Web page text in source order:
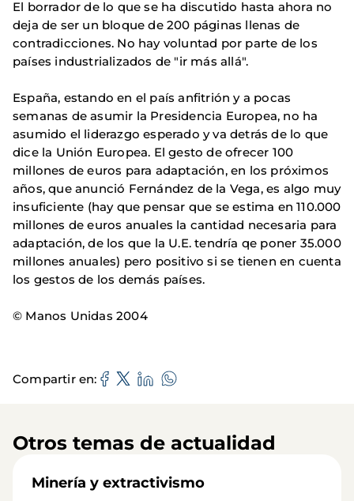
El borrador de lo que se ha discutido hasta ahora no
deja de ser un bloque de 200 páginas llenas de
contradicciones. No hay voluntad por parte de los
países industrializados de "ir más allá".
España, estando en el país anfitrión y a pocas
semanas de asumir la Presidencia Europea, no ha
asumido el liderazgo esperado y va detrás de lo que
dice la Unión Europea. El gesto de ofrecer 100
millones de euros para adaptación, en los próximos
años, que anunció Fernández de la Vega, es algo muy
insuficiente (hay que pensar que se estima en 110.000
millones de euros anuales la cantidad necesaria para
adaptación, de los que la U.E. tendría qe poner 35.000
millones anuales) pero positivo si se tienen en cuenta
los gestos de los demás países.
© Manos Unidas 2004
Compartir en
Otros temas de actualidad
Minería y extractivismo